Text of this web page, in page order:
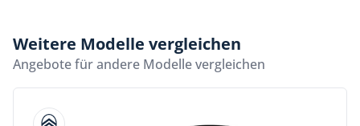
Weitere Modelle vergleichen
Angebote für andere Modelle vergleichen